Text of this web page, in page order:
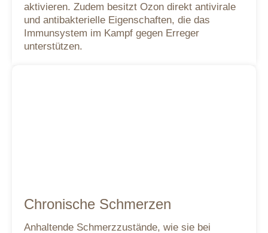
aktivieren. Zudem besitzt Ozon direkt antivirale
und antibakterielle Eigenschaften, die das
Immunsystem im Kampf gegen Erreger
unterstützen.
Chronische Schmerzen
Anhaltende Schmerzzustände, wie sie bei